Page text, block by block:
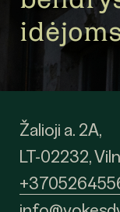
Žalioji a. 2A,
LT-02232,